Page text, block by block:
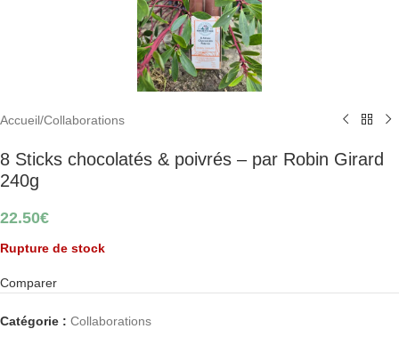
Accueil/Collaborations
8 Sticks chocolatés & poivrés – par Robin Girard
240g
22.50€
Rupture de stock
Comparer
Catégorie : Collaborations